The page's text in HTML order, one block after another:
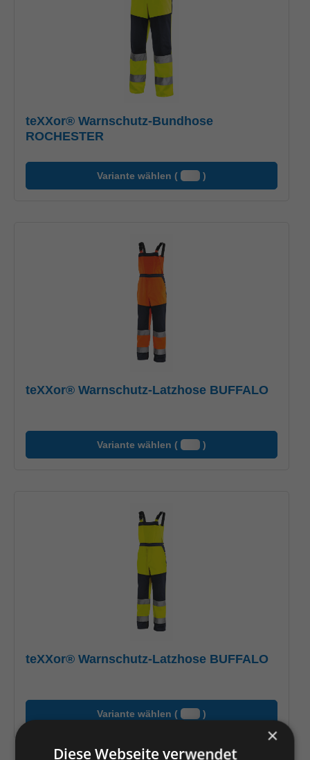
teXXor® Warnschutz-Bundhose
ROCHESTER
Variante wählen ( )
teXXor® Warnschutz-Latzhose BUFFALO
Variante wählen ( )
teXXor® Warnschutz-Latzhose BUFFALO
Variante wählen ( )
×
Diese Webseite verwendet